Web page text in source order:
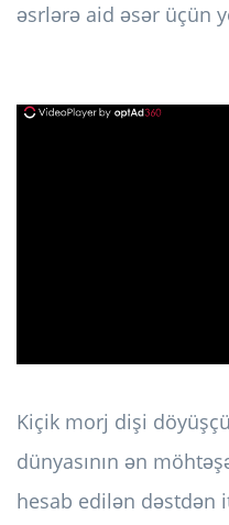
əsrlərə aid əsər üçün
Kiçik morj dişi
dünyasının ən
hesab edilən dəstdən